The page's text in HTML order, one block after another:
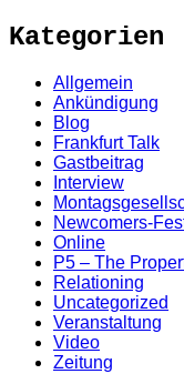
Kategorien
Allgemein
Ankündigung
Blog
Frankfurt Talk
Gastbeitrag
Interview
Newcomers-
Online
P5 – The
Relationing
Uncategorized
Veranstaltung
Video
Zeitung